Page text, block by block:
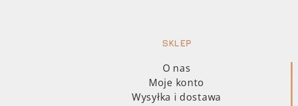
SKLEP
O nas
Moje konto
Wysyłka i dostawa